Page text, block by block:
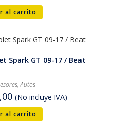
al carrito
Spark GT 09-17 / Beat
,Autos
(No incluye IVA)
al carrito